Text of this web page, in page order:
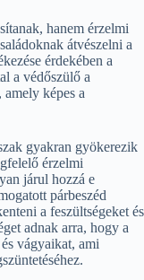
hanem érzelmi
átvészelni a
érdekében a
a védőszülő a
képes a
gyakran gyökerezik
érzelmi
járul hozzá e
párbeszéd
a feszültségeket és
adnak arra, hogy a
vágyaikat, ami